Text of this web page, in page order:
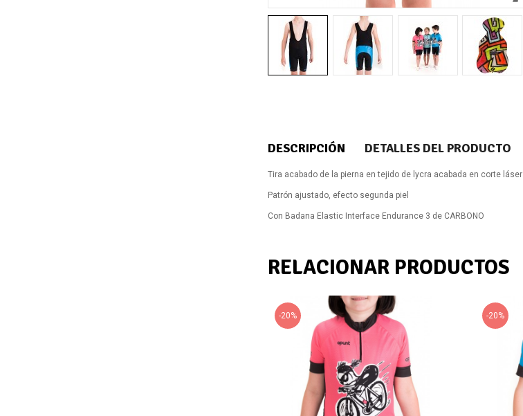
DESCRIPCIÓN DETALLES DEL PRODUCTO
Tira acabado de la pierna en tejido de lycra acabada en corte láser
Patrón ajustado, efecto segunda piel
Con Badana Elastic Interface Endurance 3 de CARBONO
RELACIONAR PRODUCTOS
-20% -20%